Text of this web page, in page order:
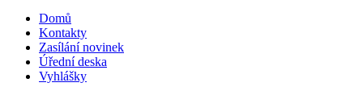
Domů
Kontakty
Zasílání novinek
Úřední deska
Vyhlášky